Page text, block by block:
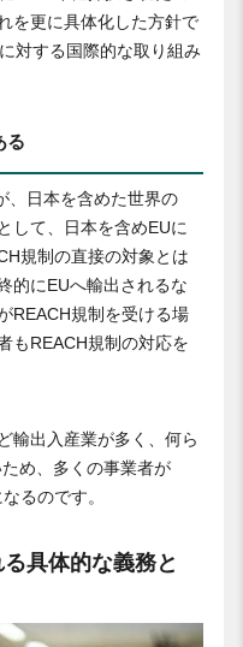
を更に具体化した方針で
対する国際的な取り組み
る
、日本を含めた世界の
して、日本を含めEUに
規制の直接の対象とは
的にEUへ輸出されるな
REACH規制を受ける場
もREACH規制の対応を
輸出入産業が多く、何ら
め、多くの事業者が
るのです。
具体的な義務と